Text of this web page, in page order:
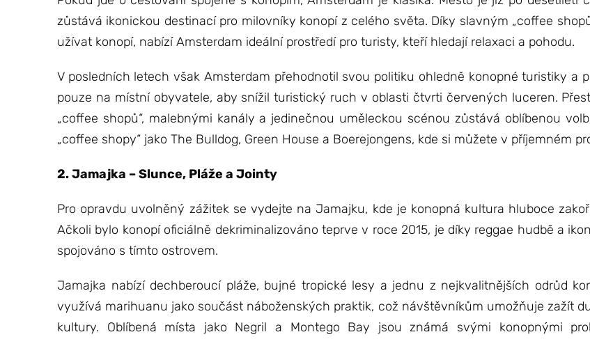
zůstává ikonickou destinací pro milovníky konopí z celého světa. Díky slavným „coffee
užívat konopí, nabízí Amsterdam ideální prostředí pro turisty, kteří hledají relaxaci a pohodu.
V posledních letech však Amsterdam přehodnotil svou politiku ohledně konopné turistiky a
pouze na místní obyvatele, aby snížil turistický ruch v oblasti čtvrti červených luceren.
„coffee shopů“, malebnými kanály a jedinečnou uměleckou scénou zůstává oblíbenou
„coffee shopy“ jako The Bulldog, Green House a Boerejongens, kde si můžete v příjemném
2. Jamajka – Slunce, Pláže a Jointy
Pro opravdu uvolněný zážitek se vydejte na Jamajku, kde je konopná kultura hluboce
Ačkoli bylo konopí oficiálně dekriminalizováno teprve v roce 2015, je díky reggae hudbě a
spojováno s tímto ostrovem.
Jamajka nabízí dechberoucí pláže, bujné tropické lesy a jednu z nejkvalitnějších odrůd
využívá marihuanu jako součást náboženských praktik, což návštěvníkům umožňuje zažít
kultury. Oblíbená místa jako Negril a Montego Bay jsou známá svými konopnými